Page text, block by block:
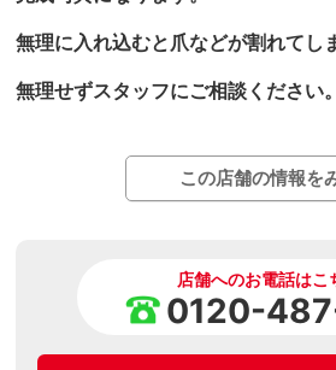
無理に入れ込むと爪などが割れてし
無理せずスタッフにご相談ください。
この店舗の情報を
店舗へのお電話はこ
0120-